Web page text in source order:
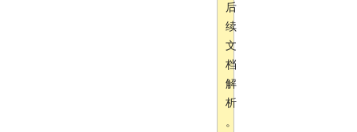
后
续
文
档
解
析
。